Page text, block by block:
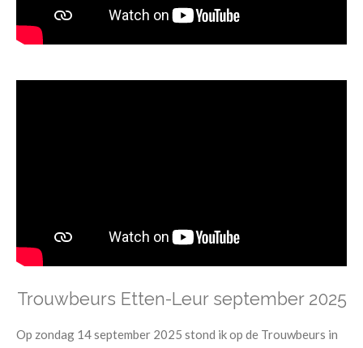
Trouwbeurs Etten-Leur september 2025
Op zondag 14 september 2025 stond ik op de Trouwbeurs in